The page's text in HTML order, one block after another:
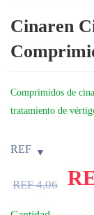
Cinaren
Comprimidos de
tratamiento de
REF
REF4,06